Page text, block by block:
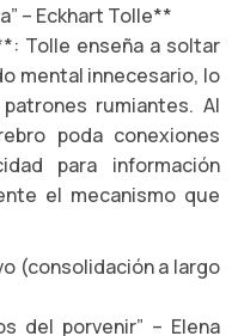
– Eckhart Tolle**
Tolle enseña a soltar
mental innecesario, lo
rumiantes. Al
poda conexiones
para información
el mecanismo que
(consolidación a largo
del porvenir” – Elena